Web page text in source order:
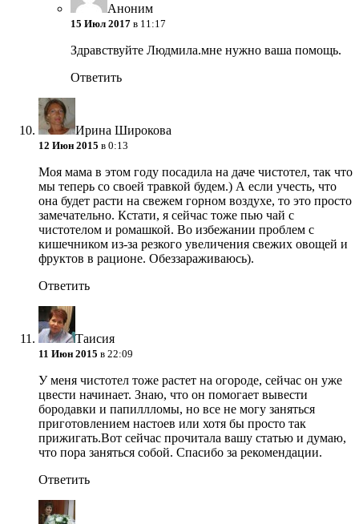
Аноним
15 Июл 2017 в 11:17
Здравствуйте Людмила.мне нужно ваша помощь.
Ответить
Ирина Широкова
12 Июн 2015 в 0:13
Моя мама в этом году посадила на даче чистотел, так что
мы теперь со своей травкой будем.) А если учесть, что
она будет расти на свежем горном воздухе, то это просто
замечательно. Кстати, я сейчас тоже пью чай с
чистотелом и ромашкой. Во избежании проблем с
кишечником из-за резкого увеличения свежих овощей и
фруктов в рационе. Обеззараживаюсь).
Ответить
Таисия
11 Июн 2015 в 22:09
У меня чистотел тоже растет на огороде, сейчас он уже
цвести начинает. Знаю, что он помогает вывести
бородавки и папиллломы, но все не могу заняться
приготовлением настоев или хотя бы просто так
прижигать.Вот сейчас прочитала вашу статью и думаю,
что пора заняться собой. Спасибо за рекомендации.
Ответить